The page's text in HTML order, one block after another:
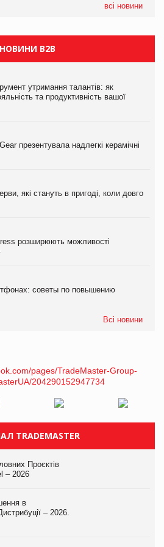
всі новини
НОВИНИ B2B
утримання талантів: як
та продуктивність вашої
презентувала надлегкі керамічні
які стануть в пригоді, коли довго
розширюють можливості
советы по повышению
Всі новини
TRADEMASTER
Проєктів
– 2026
в
– 2026.